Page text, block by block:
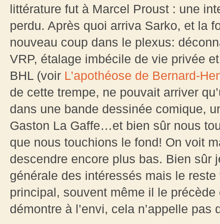
littérature fut à Marcel Proust : une
perdu. Après quoi arriva Sarko, et la
nouveau coup dans le plexus:
VRP, étalage imbécile de vie privée
BHL (voir L’apothéose de Bernard-
de cette trempe, ne pouvait arriver
dans une bande dessinée comique,
Gaston La Gaffe…et bien sûr nous
que nous touchions le fond! On voit
descendre encore plus bas. Bien sûr
générale des intéressés mais le
principal, souvent même il le précède
démontre à l’envi, cela n’appelle